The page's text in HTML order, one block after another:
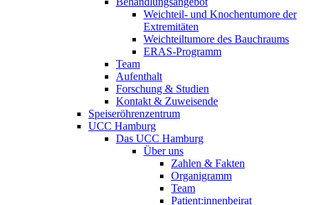
Weichteil- und Knochentumore der
Extremitäten
Weichteiltumore des Bauchraums
ERAS-Programm
Team
Aufenthalt
Forschung & Studien
Kontakt & Zuweisende
Speiseröhrenzentrum
UCC Hamburg
Das UCC Hamburg
Über uns
Zahlen & Fakten
Organigramm
Team
Patient:innenbeirat